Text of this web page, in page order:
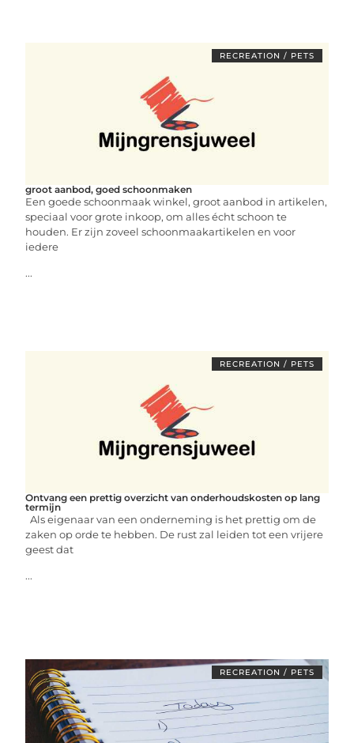
RECREATION / PETS
groot aanbod, goed schoonmaken
Een goede schoonmaak winkel, groot aanbod in artikelen,
speciaal voor grote inkoop, om alles écht schoon te
houden. Er zijn zoveel schoonmaakartikelen en voor
iedere
...
RECREATION / PETS
Ontvang een prettig overzicht van onderhoudskosten op lang
termijn
Als eigenaar van een onderneming is het prettig om de
zaken op orde te hebben. De rust zal leiden tot een vrijere
geest dat
...
RECREATION / PETS